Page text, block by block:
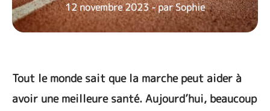
12 novembre 2023 - par Sophie
Tout le monde sait que la marche peut aider à
avoir une meilleure santé. Aujourd’hui, beaucoup